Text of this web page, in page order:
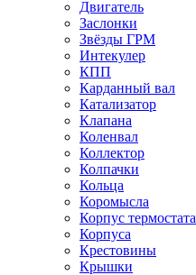
Двигатель
Заслонки
Звёзды ГРМ
Интекулер
КПП
Карданный вал
Катализатор
Клапана
Коленвал
Коллектор
Колпачки
Кольца
Коромысла
Корпус термостата
Корпуса
Крестовины
Крышки